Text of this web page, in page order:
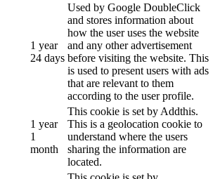
1 year
24 days
Used by Google DoubleClick
and stores information about
how the user uses the website
and any other advertisement
before visiting the website. This
is used to present users with ads
that are relevant to them
according to the user profile.
1 year
1
month
This cookie is set by Addthis.
This is a geolocation cookie to
understand where the users
sharing the information are
located.